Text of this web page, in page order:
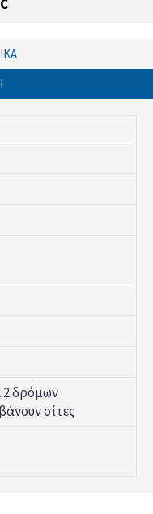
2 δρόμων
σίτες